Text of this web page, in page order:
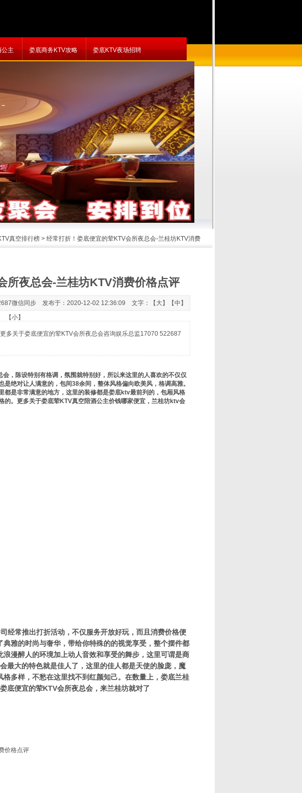
公主 娄底商务KTV攻略 娄底KTV夜场招聘
真空排行榜 > 经常打折！娄底便宜的荤KTV会所夜总会-兰桂坊KTV消费
所夜总会-兰桂坊KTV消费价格点评
微信同步 发布于：2020-12-02 12:36:09 文字：【 大】【中 】
【小】
多关于娄底便宜的荤KTV会所夜总会咨询娱乐总监17070 522687
，陈设特别有格调，氛围就特别好，所以来这里的人喜欢的不仅仅
绝对让人满意的，包间38余间，整体风格偏向欧美风，格调高雅。
都是非常满意的地方，这里的装修都是娄底ktv最前列的，包厢风格
的。更多关于娄底荤KTV真空陪酒公主价钱哪家便宜，兰桂坊ktv会
经常推出打折活动，不仅服务开放好玩，而且消费价格便
雅的时尚与奢华，带给你特殊的的视觉享受，整个摆件都
漫醉人的环境加上动人音效和享受的舞步，这里可谓是商
最大的特色就是佳人了，这里的佳人都是天使的脸庞，魔
多样，不愁在这里找不到红颜知己。在数量上，娄底兰桂
底便宜的荤KTV会所夜总会，来兰桂坊就对了
价格点评